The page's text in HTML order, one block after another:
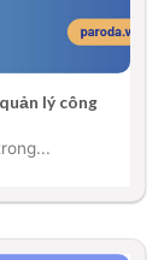
lý công